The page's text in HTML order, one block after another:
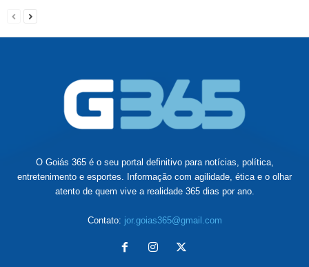
O Goiás 365 é o seu portal definitivo para notícias, política,
entretenimento e esportes. Informação com agilidade, ética e o olhar
atento de quem vive a realidade 365 dias por ano.
Contato: jor.goias365@gmail.com